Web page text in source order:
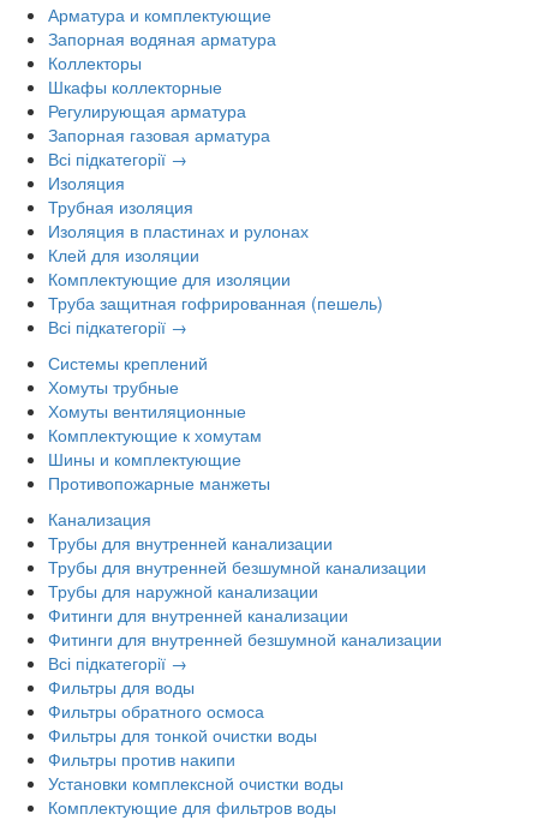
Арматура и комплектующие
Запорная водяная арматура
Коллекторы
Шкафы коллекторные
Регулирующая арматура
Запорная газовая арматура
Всі підкатегорії →
Изоляция
Трубная изоляция
Изоляция в пластинах и рулонах
Клей для изоляции
Комплектующие для изоляции
Труба защитная гофрированная (пешель)
Всі підкатегорії →
Системы креплений
Хомуты трубные
Хомуты вентиляционные
Комплектующие к хомутам
Шины и комплектующие
Противопожарные манжеты
Канализация
Трубы для внутренней канализации
Трубы для внутренней безшумной канализации
Трубы для наружной канализации
Фитинги для внутренней канализации
Фитинги для внутренней безшумной канализации
Всі підкатегорії →
Фильтры для воды
Фильтры обратного осмоса
Фильтры для тонкой очистки воды
Фильтры против накипи
Установки комплексной очистки воды
Комплектующие для фильтров воды